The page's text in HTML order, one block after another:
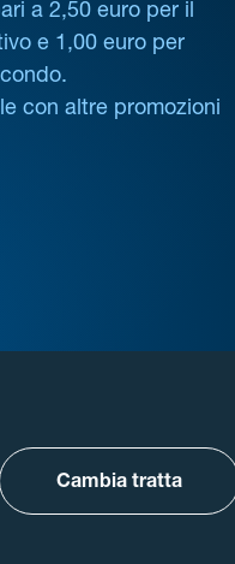
a 2,50 euro per il
e 1,00 euro per
con altre promozioni
Cambia tratta